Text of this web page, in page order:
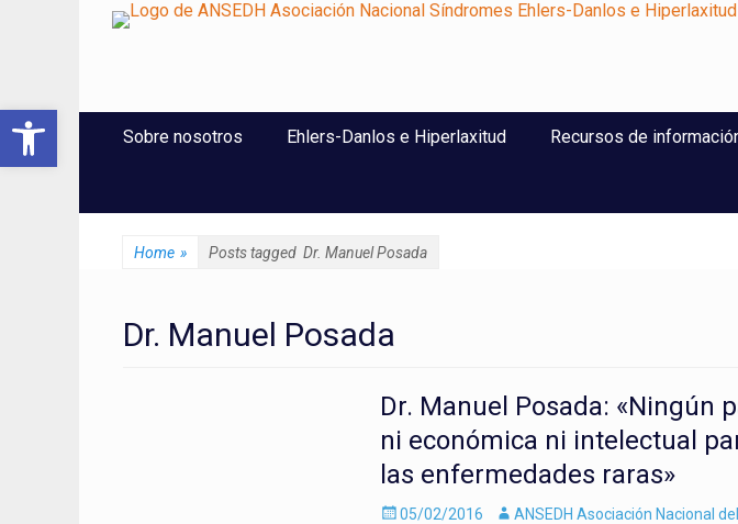
ANSEDH
Asociación Nacional del Síndrome de Ehlers-Danlos e Hiperlaxitud
Menú Principal
Sobre nosotros Ehlers-Danlos e Hiperlaxitud Recursos de
Home » Posts tagged Dr. Manuel Posada
Dr. Manuel Posada
Dr. Manuel Posada: «Ningún
ni económica ni intelectual
las enfermedades raras»
Enviado
05/02/2016 AutorANSEDH Asociación Nacional
Abrir barra de herramientas